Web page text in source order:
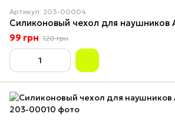
Артикул: 203-00004
99 грн 120 грн